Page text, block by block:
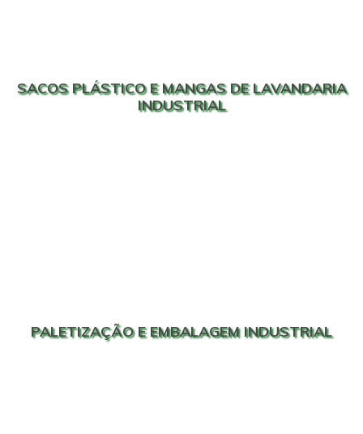
SACOS PLÁSTICO E MANGAS DE LAVANDARIA
INDUSTRIAL
PALETIZAÇÃO E EMBALAGEM INDUSTRIAL